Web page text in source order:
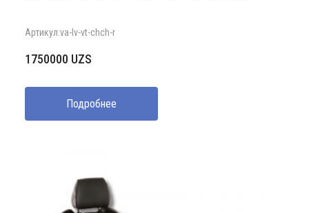
Артикул:va-lv-vt-chch-r
1750000 UZS
Подробнее